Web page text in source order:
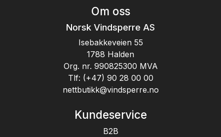
Om oss
Norsk Vindsperre AS
Isebakkeveien 55
1788 Halden
Org. nr. 990825300 MVA
Tlf: (+47) 90 28 00 00
nettbutikk@vindsperre.no
Kundeservice
B2B